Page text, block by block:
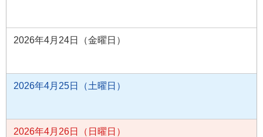
2026年4月24日（金曜日）
2026年4月25日（土曜日）
2026年4月26日（日曜日）